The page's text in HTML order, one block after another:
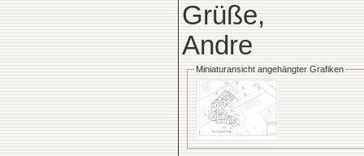
Grüße,
Andre
Miniaturansicht angehängter Grafiken